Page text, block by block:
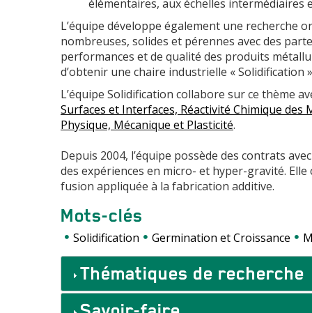
élémentaires, aux échelles intermédiaires
L’équipe développe également une recherche
nombreuses, solides et pérennes avec des
performances et de qualité des produits
d’obtenir une chaire industrielle « Solidification
L’équipe Solidification collabore sur ce thème
Surfaces et Interfaces, Réactivité Chimique des
Physique, Mécanique et Plasticité.
Depuis 2004, l’équipe possède des contrats
des expériences en micro- et hyper-gravité. Elle
fusion appliquée à la fabrication additive.
Mots-clés
Solidification Germination et Croissance
Accordéons
Thématiques de recherche